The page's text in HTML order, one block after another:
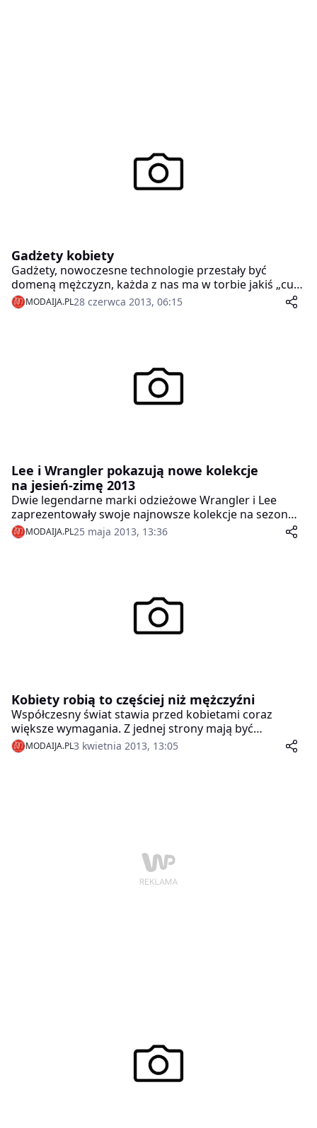
Gadżety kobiety
Gadżety, nowoczesne technologie przestały być
domeną mężczyzn, każda z nas ma w torbie jakiś „cud
elektroniki”. Tylko jak uczynić taki unisex gadżet nieco
bardziej kobiecym? Marka Sushi znalazła na to
MODAIJA.PL28 czerwca 2013, 06:15
Lee i Wrangler pokazują nowe kolekcje
na jesień-zimę 2013
Dwie legendarne marki odzieżowe Wrangler i Lee
zaprezentowały swoje najnowsze kolekcje na sezon
jesień-zima 2013/14.
MODAIJA.PL25 maja 2013, 13:36
Kobiety robią to częściej niż mężczyźni
Współczesny świat stawia przed kobietami coraz
większe wymagania. Z jednej strony mają być
opiekunkami ogniska domowego, a z drugiej
zdobywać dyplomy wyższych uczelni i piąć się po
MODAIJA.PL3 kwietnia 2013, 13:05